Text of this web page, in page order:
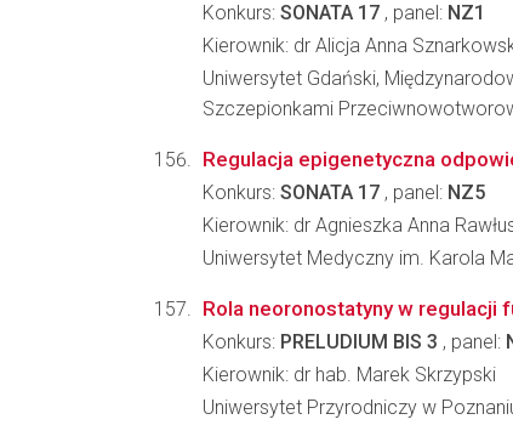
Konkurs: SONATA 17 , panel: NZ1
Kierownik: dr Alicja Anna
Uniwersytet Gdański,
Szczepionkami
Regulacja epigenetyczna
Konkurs: SONATA 17 , panel: NZ5
Kierownik: dr Agnieszka Anna
Uniwersytet Medyczny im. Karola
Rola neoronostatyny w regulacji
Konkurs: PRELUDIUM BIS 3 , panel:
Kierownik: dr hab. Marek Skrzypski
Uniwersytet Przyrodniczy w